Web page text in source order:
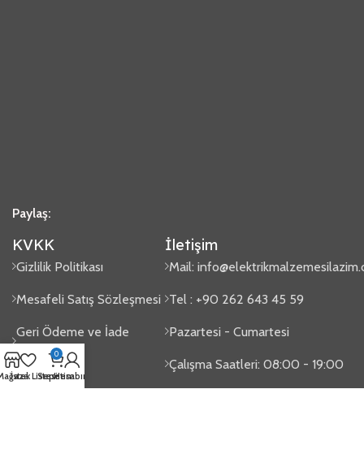
Paylaş:
KVKK
Gizlilik Politikası
Mesafeli Satış Sözleşmesi
Geri Ödeme ve İade
Politikası
Sipariş Takip
İletişim
Mail:
Tel : +90 262 643 45 59
Pazartesi - Cumartesi
Çalışma Saatleri: 08:00 - 19:00
İstek Listesi
0
Sepetim
Hesabım